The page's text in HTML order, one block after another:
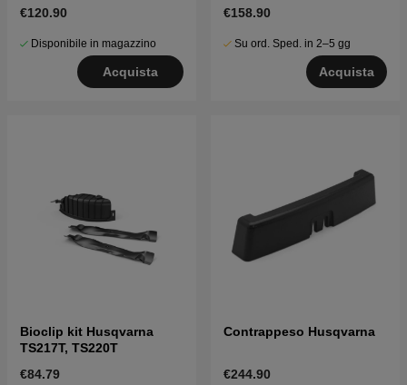
€120.90
Disponibile in magazzino
Acquista
€158.90
Su ord. Sped. in 2–5 gg
Acquista
Bioclip kit Husqvarna
TS217T, TS220T
€84.79
Contrappeso Husqvarna
€244.90